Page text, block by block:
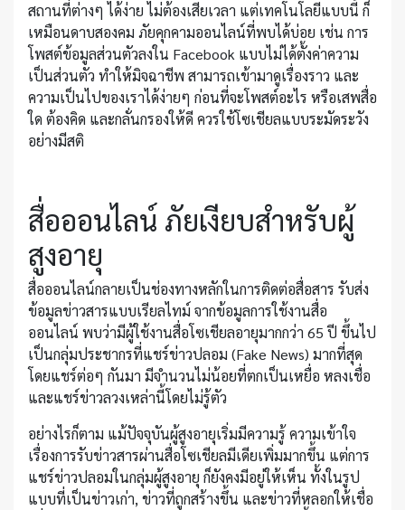
สถานที่ต่างๆ ได้ง่าย ไม่ต้องเสียเวลา แต่เทคโนโลยีแบบนี้ ก็
เหมือนดาบสองคม ภัยคุกคามออนไลน์ที่พบได้บ่อย เช่น การ
โพสต์ข้อมูลส่วนตัวลงใน Facebook แบบไม่ได้ตั้งค่าความ
เป็นส่วนตัว ทำให้มิจฉาชีพ สามารถเข้ามาดูเรื่องราว และ
ความเป็นไปของเราได้ง่ายๆ ก่อนที่จะโพสต์อะไร หรือเสพสื่อ
ใด ต้องคิด และกลั่นกรองให้ดี ควรใช้โซเชียลแบบระมัดระวัง
อย่างมีสติ
สื่อออนไลน์ ภัยเงียบสำหรับผู้
สูงอายุ
สื่อออนไลน์กลายเป็นช่องทางหลักในการติดต่อสื่อสาร รับส่ง
ข้อมูลข่าวสารแบบเรียลไทม์ จากข้อมูลการใช้งานสื่อ
ออนไลน์ พบว่ามีผู้ใช้งานสื่อโซเชียลอายุมากกว่า 65 ปี ขึ้นไป
เป็นกลุ่มประชากรที่แชร์ข่าวปลอม (Fake News) มากที่สุด
โดยแชร์ต่อๆ กันมา มีจำนวนไม่น้อยที่ตกเป็นเหยื่อ หลงเชื่อ
และแชร์ข่าวลวงเหล่านี้โดยไม่รู้ตัว
อย่างไรก็ตาม แม้ปัจจุบันผู้สูงอายุเริ่มมีความรู้ ความเข้าใจ
เรื่องการรับข่าวสารผ่านสื่อโซเชียลมีเดียเพิ่มมากขึ้น แต่การ
แชร์ข่าวปลอมในกลุ่มผู้สูงอายุ ก็ยังคงมีอยู่ให้เห็น ทั้งในรูป
แบบที่เป็นข่าวเก่า, ข่าวที่ถูกสร้างขึ้น และข่าวที่หลอกให้เชื่อ